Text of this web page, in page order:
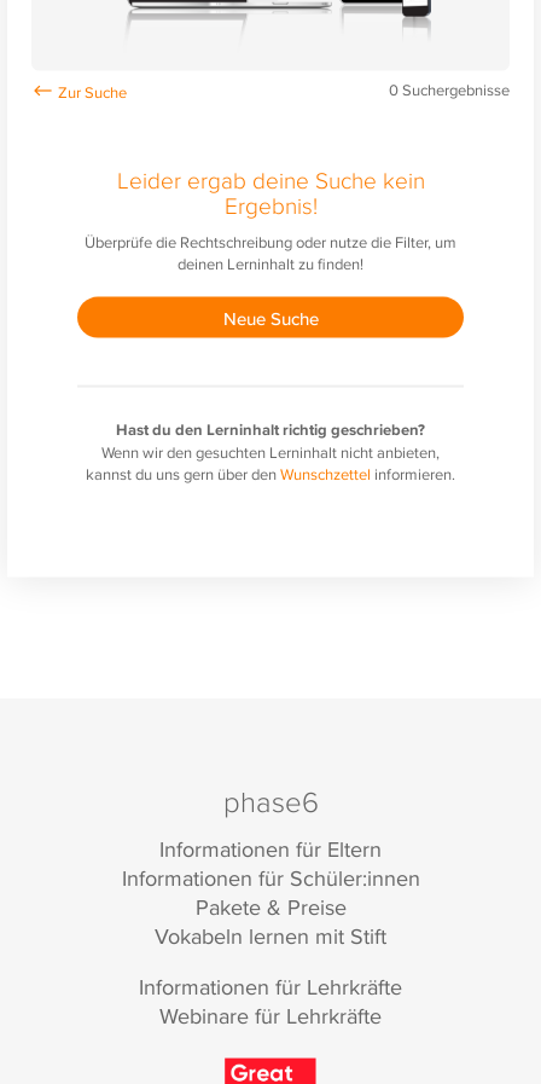
0Suchergebnisse
Leider ergab deine Suche kein
Ergebnis!
Überprüfe die Rechtschreibung oder nutze die Filter, um
deinen Lerninhalt zu finden!
Neue Suche
Hast du den Lerninhalt richtig geschrieben?
Wenn wir den gesuchten Lerninhalt nicht anbieten,
kannst du uns gern über denWunschzettel informieren.
phase6
Informationen für Eltern
Informationen für Schüler:innen
Pakete & Preise
Vokabeln lernen mit Stift
Informationen für Lehrkräfte
Webinare für Lehrkräfte